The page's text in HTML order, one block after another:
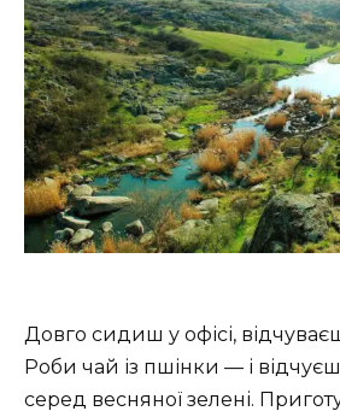
Довго сидиш у офісі,
Роби чай із пшінки — і відчуєш
серед весняної зелені.